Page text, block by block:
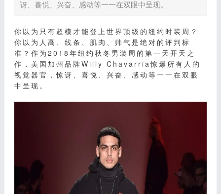
讶、喜悦、兴奋、感动等一一在双眼中呈现。
你以为只有超模才能登上世界顶级的纽约时装周？
你以为人高、线条、肌肉、帅气是绝对的评判标
准？作为2018年纽约秋冬男装周的第一天开天之
作，美国加州品牌Willy Chavarria惊爆所有人的
视觉器官，惊讶、喜悦、兴奋、感动等一一在双眼
中呈现。